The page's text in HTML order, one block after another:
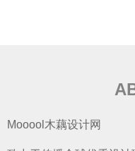
Mooool木藕设计网